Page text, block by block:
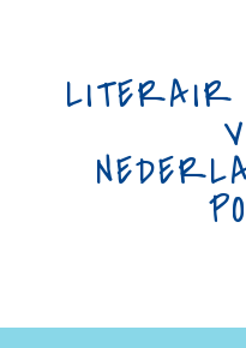
LITERAIR